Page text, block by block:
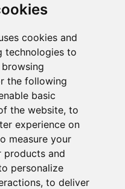
cookies and
technologies to
the following
basic
the website, to
experience on
measure your
products and
personalize
, to deliver
заключение
—